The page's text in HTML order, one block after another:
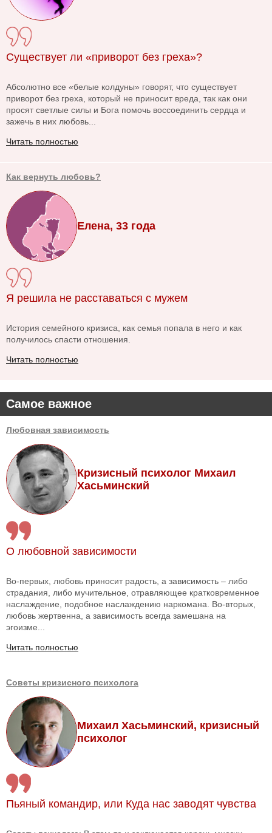
Самое важное
Любовная зависимость
Кризисный психолог Михаил
Хасьминский
О любовной зависимости
Во-первых, любовь приносит радость, а зависимость – либо
страдания, либо мучительное, отравляющее кратковременное
наслаждение, подобное наслаждению наркомана. Во-вторых,
любовь жертвенна, а зависимость всегда замешана на
эгоизме...
Читать полностью
Советы кризисного психолога
Михаил Хасьминский, кризисный
психолог
Пьяный командир, или Куда нас заводят чувства
Существует ли «приворот без греха»?
Абсолютно все «белые колдуны» говорят, что существует
приворот без греха, который не приносит вреда, так как они
просят светлые силы и Бога помочь воссоединить сердца и
зажечь в них любовь...
Читать полностью
Как вернуть любовь?
Елена, 33 года
Я решила не расставаться с мужем
История семейного кризиса, как семья попала в него и как
получилось спасти отношения.
Читать полностью